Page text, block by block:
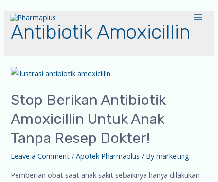
Antibiotik Amoxicillin
Stop Berikan Antibiotik
Amoxicillin Untuk Anak
Tanpa Resep Dokter!
Leave a Comment /Apotek Pharmaplus / Bymarketing
Pemberian obat saat anak sakit sebaiknya hanya dilakukan